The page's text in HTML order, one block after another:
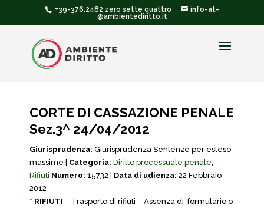
+39-376.2482 zero sette quattro
info-at-
@ambientediritto.it
CORTE DI CASSAZIONE PENALE
Sez.3^ 24/04/2012
Giurisprudenza: Giurisprudenza Sentenze per esteso
massime | Categoria: Diritto processuale penale,
Rifiuti Numero: 15732 | Data di udienza: 22 Febbraio
2012
* RIFIUTI – Trasporto di rifiuti – Assenza di formulario o